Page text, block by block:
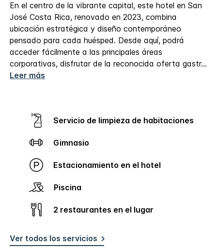
En el centro de la vibrante capital, este hotel en San
José Costa Rica, renovado en 2023, combina
ubicación estratégica y diseño contemporáneo
pensado para cada huésped. Desde aquí, podrá
acceder fácilmente a las principales áreas
corporativas, disfrutar de la reconocida oferta gastr...
Leer más
Servicio de limpieza de habitaciones
Gimnasio
Estacionamiento en el hotel
Piscina
2 restaurantes en el lugar
Ver todos los servicios